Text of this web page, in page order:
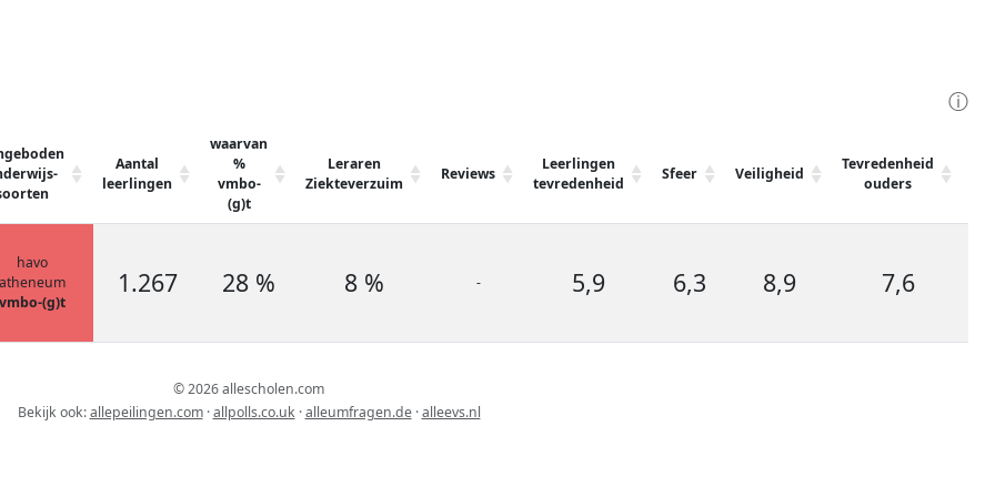
ⓘ
Aantal
leerlingen
waarvan
%
vmbo-
(g)t
Leraren
Ziekteverzuim
Reviews
Leerlingen
tevredenheid
Sfeer Veiligheid
Tevredenheid
ouders
havo
(g)t
1.267 28 % 8 % - 5,9 6,3 8,9 7,6
© 2026 allescholen.com
Bekijk ook:allepeilingen.com·allpolls.co.uk ·alleumfragen.de·alleevs.nl